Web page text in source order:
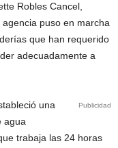
Robles Cancel,
puso en marcha
que han requerido
adecuadamente a
Publicidad
una
agua
trabaja las 24 horas